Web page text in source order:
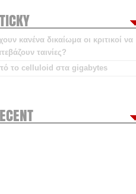
κανένα δικαίωμα οι κριτικοί να
ταινίες?
το celluloid στα gigabytes